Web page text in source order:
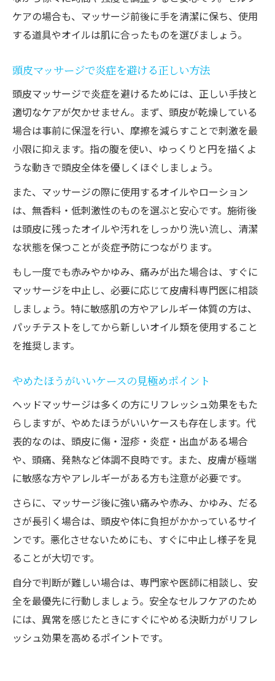
ケアの場合も、マッサージ前後に手を清潔に保ち、使用
する道具やオイルは肌に合ったものを選びましょう。
頭皮マッサージで炎症を避ける正しい方法
頭皮マッサージで炎症を避けるためには、正しい手技と
適切なケアが欠かせません。まず、頭皮が乾燥している
場合は事前に保湿を行い、摩擦を減らすことで刺激を最
小限に抑えます。指の腹を使い、ゆっくりと円を描くよ
うな動きで頭皮全体を優しくほぐしましょう。
また、マッサージの際に使用するオイルやローション
は、無香料・低刺激性のものを選ぶと安心です。施術後
は頭皮に残ったオイルや汚れをしっかり洗い流し、清潔
な状態を保つことが炎症予防につながります。
もし一度でも赤みやかゆみ、痛みが出た場合は、すぐに
マッサージを中止し、必要に応じて皮膚科専門医に相談
しましょう。特に敏感肌の方やアレルギー体質の方は、
パッチテストをしてから新しいオイル類を使用すること
を推奨します。
やめたほうがいいケースの見極めポイント
ヘッドマッサージは多くの方にリフレッシュ効果をもた
らしますが、やめたほうがいいケースも存在します。代
表的なのは、頭皮に傷・湿疹・炎症・出血がある場合
や、頭痛、発熱など体調不良時です。また、皮膚が極端
に敏感な方やアレルギーがある方も注意が必要です。
さらに、マッサージ後に強い痛みや赤み、かゆみ、だる
さが長引く場合は、頭皮や体に負担がかかっているサイ
ンです。悪化させないためにも、すぐに中止し様子を見
ることが大切です。
自分で判断が難しい場合は、専門家や医師に相談し、安
全を最優先に行動しましょう。安全なセルフケアのため
には、異常を感じたときにすぐにやめる決断力がリフレ
ッシュ効果を高めるポイントです。